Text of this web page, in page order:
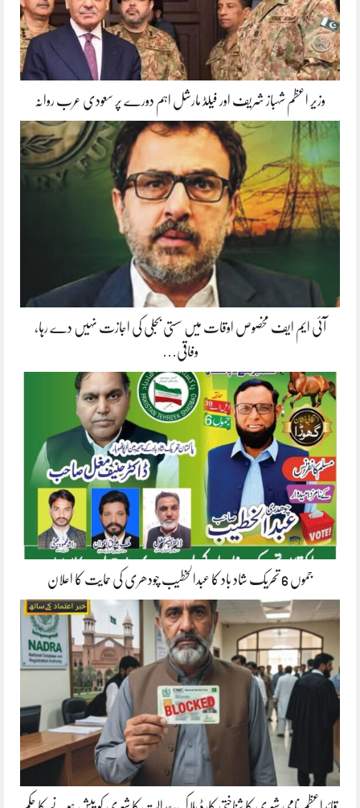
وزیر اعظم شہباز شریف اور فیلڈ مارشل اہم دورے پر سعودی عرب روانہ
آئی ایم ایف مخصوص اوقات میں سستی بجلی کی اجازت نہیں دے رہا،
وفاقی…
جموں 6 تحریک شاد باد کا عبدالخطیب چودھری کی حمایت کا اعلان